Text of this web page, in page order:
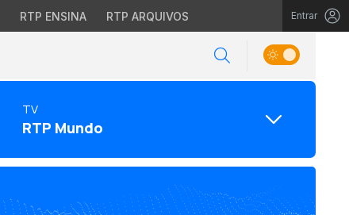
RTP ENSINA RTP ARQUIVOS Entrar
TV
RTP Mundo